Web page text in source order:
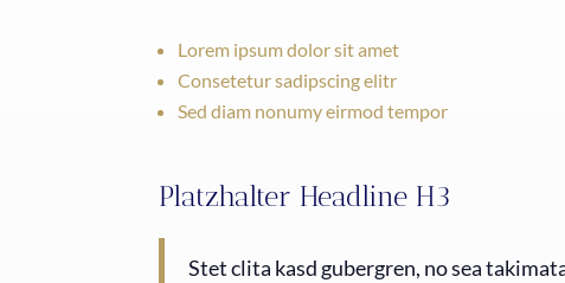
Lorem ipsum dolor sit amet
Consetetur sadipscing elitr
Sed diam nonumy eirmod tempor
Platzhalter Headline H3
Stet clita kasd gubergren, no sea